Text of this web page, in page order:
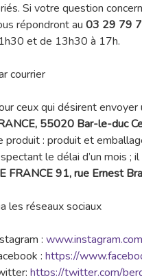
Si votre question
répondront au 03 29 79
et de 13h30 à 17h.
courrier
ceux qui désirent envoyer
55020 Bar-le-duc
produit : produit et
le délai d’un mois ; il
FRANCE 91, rue Ernest
les réseaux sociaux
:
: https://
https://twitter.com/